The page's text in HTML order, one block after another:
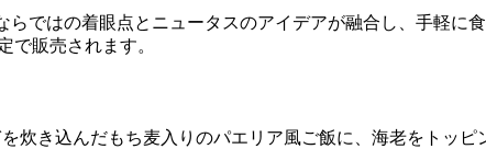
ではの着眼点とニュータスのアイデアが融合し、手軽に
で販売されます。
き込んだもち麦入りのパエリア風ご飯に、海老をトッピ